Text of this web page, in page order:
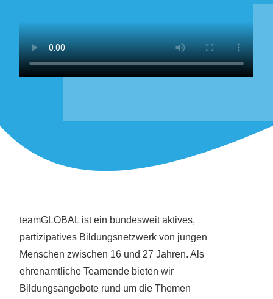
teamGLOBAL ist ein bundesweit aktives,
partizipatives Bildungsnetzwerk von jungen
Menschen zwischen 16 und 27 Jahren. Als
ehrenamtliche Teamende bieten wir
Bildungsangebote rund um die Themen